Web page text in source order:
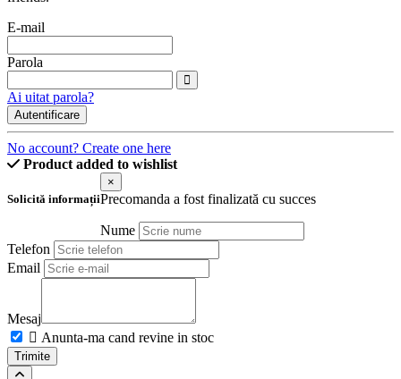
E-mail
Parola
Ai uitat parola?
Autentificare
No account? Create one here
Product added to wishlist
Solicită informații
×
Precomanda a fost finalizată cu succes
Nume
Telefon
Email
Mesaj
 Anunta-ma cand revine in stoc
Trimite